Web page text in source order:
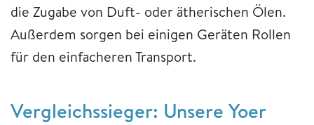
die Zugabe von Duft- oder ätherischen Ölen.
Außerdem sorgen bei einigen Geräten Rollen
für den einfacheren Transport.
Vergleichssieger: Unsere Yoer